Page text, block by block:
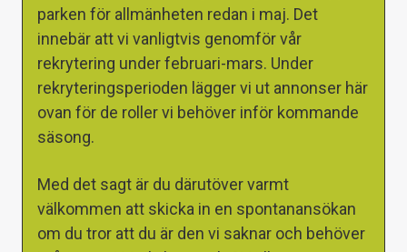
parken för allmänheten redan i maj. Det
innebär att vi vanligtvis genomför vår
rekrytering under februari-mars. Under
rekryteringsperioden lägger vi ut annonser här
ovan för de roller vi behöver inför kommande
säsong.
Med det sagt är du därutöver varmt
välkommen att skicka in en spontanansökan
om du tror att du är den vi saknar och behöver